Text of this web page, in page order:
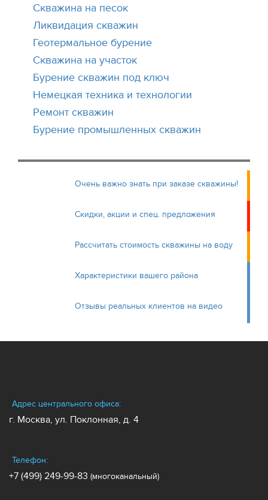
Скважина на песок
Ликвидация скважин
Геотермальное бурение
Скважина на участок
Бурение скважин под ключ
Немецкая техника и технологии
Ремонт скважин
Бурение промышленных скважин
Очень важно знать при заказе скважины!
Скидки, акции и спец. предложения
Рассчитать стоимость скважины на воду
Характеристики вашего района
Отзывы реальных клиентов на видео
Адрес центрального офиса:
г. Москва, ул. Поклонная, д. 4
Телефон:
+7 (499) 249-99-83 (многоканальный)